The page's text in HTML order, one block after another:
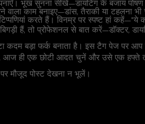
भूख सुनना सीखें—डायटिंग के बजाय
काम बनाइए—डांस, तैराकी या टहलना
करते हैं। विनम्र पर स्पष्ट हां
हैं, तो प्रोफेशनल से बात करें—डॉक्टर,
कदम बड़ा फर्क बनाता है। इस टैग पेज पर आप
ही एक छोटी आदत चुनें और उसे एक हफ्ते
मौजूद पोस्ट देखना न भूलें।